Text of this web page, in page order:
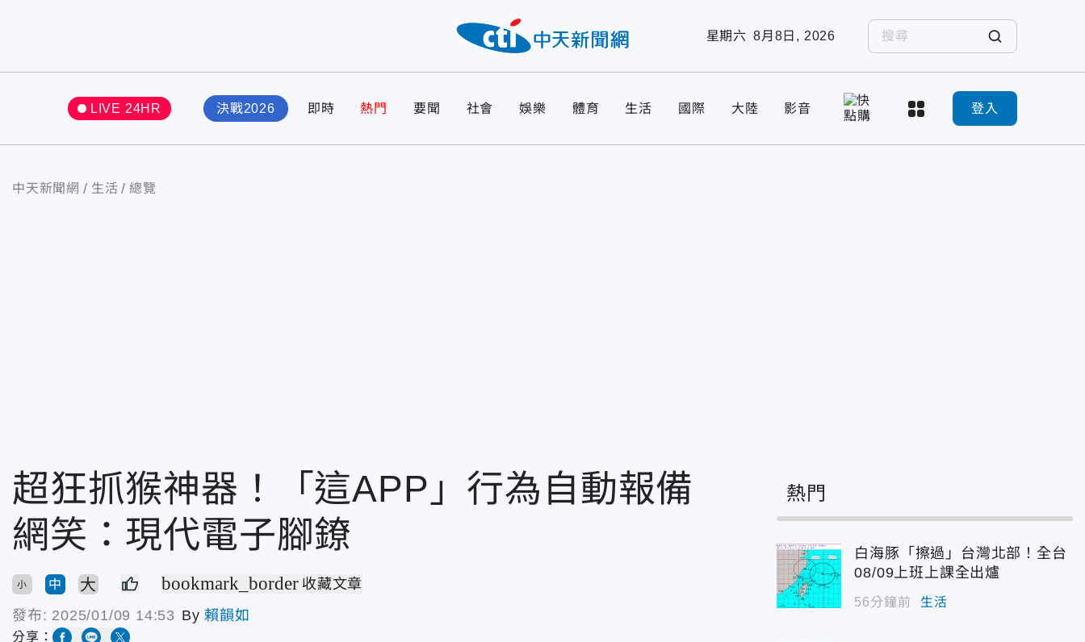
星期六 8月8日, 2026
LIVE 24HR 決戰2026 即時 熱門 要聞 社會 娛樂 體育 生活 國際 大陸 影音 登入
中天新聞網 生活 總覽
超狂抓猴神器！「這APP」行為自動報備
網笑：現代電子腳鐐
小 中 大 bookmark_border 收藏文章
發布: 2025/01/09 14:53 By賴韻如
分享：
熱門
白海豚「擦過」台灣北部！全台
08/09上班上課全出爐
56分鐘前 生活